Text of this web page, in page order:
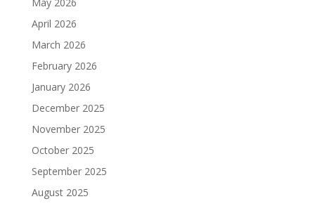
April 2026
March 2026
February 2026
January 2026
December 2025
November 2025
October 2025
September 2025
August 2025